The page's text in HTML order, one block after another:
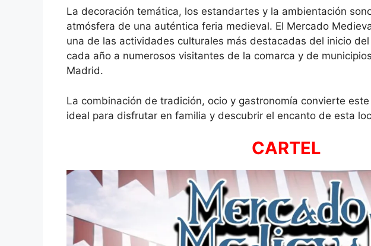
La decoración temática, los estandartes y la ambientación
atmósfera de una auténtica feria medieval. El Mercado
una de las actividades culturales más destacadas del inicio del
cada año a numerosos visitantes de la comarca y de
Madrid.
La combinación de tradición, ocio y gastronomía convierte
ideal para disfrutar en familia y descubrir el encanto de esta
CARTEL